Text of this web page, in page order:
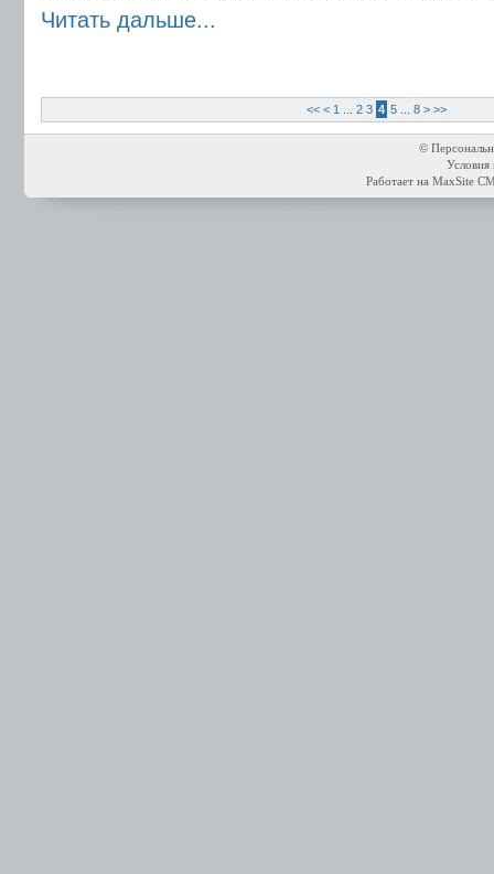
Читать дальше...
<< < 1 2 3 4 5... 8 > >>
©
Условия
Работает на MaxSite